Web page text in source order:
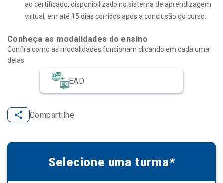
ao certificado, disponibilizado no sistema de aprendizagem
virtual, em até 15 dias corridos após a conclusão do curso.
Conheça as modalidades do ensino
EAD
Confira como as modalidades funcionam clicando em cada uma
delas
Compartilhe
Selecione uma turma*